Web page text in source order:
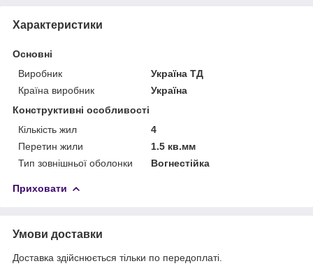
Характеристики
Основні
Виробник
Україна ТД
Країна виробник
Україна
Конструктивні особливості
Кількість жил
4
Перетин жили
1.5 кв.мм
Тип зовнішньої оболонки
Вогнестійка
Приховати
Умови доставки
Доставка здійснюється тільки по передоплаті.